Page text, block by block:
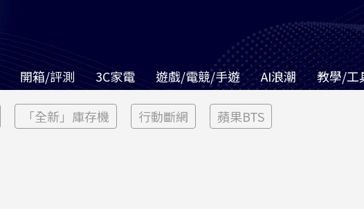
開箱/評測 3C家電 遊戲/電競/手遊 AI浪潮 教學/工
「全新」庫存機 行動斷網 蘋果BTS